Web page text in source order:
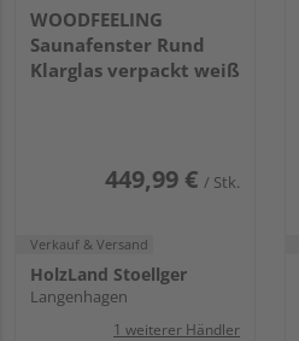
WOODFEELING
Saunafenster Rund
Klarglas verpackt weiß
449,99 € / Stk.
Verkauf & Versand
HolzLand Stoellger
Langenhagen
1 weiterer Händler